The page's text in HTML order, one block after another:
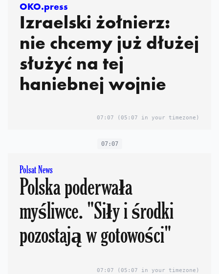
OKO.press
Izraelski żołnierz:
nie chcemy już dłużej
służyć na tej
haniebnej wojnie
07:07 (05:07 in your timezone)
07:07
Polsat News
Polska poderwała
myśliwce. "Siły i środki
pozostają w gotowości"
07:07 (05:07 in your timezone)